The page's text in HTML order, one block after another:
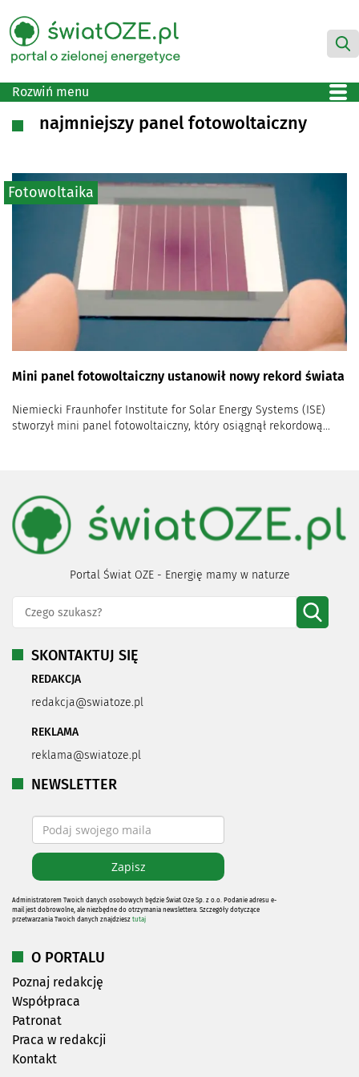
Rozwiń menu
najmniejszy panel fotowoltaiczny
Mini panel fotowoltaiczny ustanowił nowy rekord świata
Niemiecki Fraunhofer Institute for Solar Energy Systems (ISE)
stworzył mini panel fotowoltaiczny, który osiągnął rekordową...
Fotowoltaika
Portal Świat OZE - Energię mamy w naturze
SKONTAKTUJ SIĘ
REDAKCJA
redakcja@swiatoze.pl
REKLAMA
reklama@swiatoze.pl
NEWSLETTER
Administratorem Twoich danych osobowych będzie Świat Oze Sp. z o.o. Podanie adresu e-
mail jest dobrowolne, ale niezbędne do otrzymania newslettera. Szczegóły dotyczące
przetwarzania Twoich danych znajdziesz tutaj
O PORTALU
Poznaj redakcję
Współpraca
Patronat
Praca w redakcji
Kontakt